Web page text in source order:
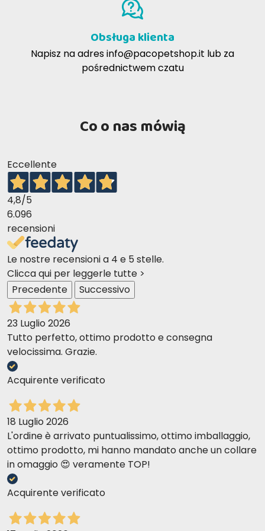
dni, oferując doskonałą wydajność i długą żywotność.
Czy koty lubią żwirek Naturina?
Jak najbardziej! Piasek ma miękką w dotyku teksturę,
którą koty uwielbiają, a rozmiar i kształt granulek są
Obsługa klienta
Napisz na adresinfo@pacopetshop.it lub za
pośrednictwem czatu
Co o nas mówią
Eccellente
4,8/5
6.096
recensioni
Le nostre recensioni a 4 e 5 stelle.
Clicca qui per leggerle tutte >
Precedente
Successivo
23 Luglio 2026
Tutto perfetto, ottimo prodotto e consegna
velocissima. Grazie.
Acquirente verificato
18 Luglio 2026
L'ordine è arrivato puntualissimo, ottimo imballaggio,
ottimo prodotto, mi hanno mandato anche un collare
in omaggio 😍 veramente TOP!
Acquirente verificato